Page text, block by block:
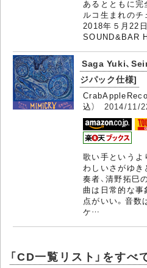
あるとともに完
ルコ生まれの
2018年５月22日
SOUND&BAR
Saga Yuki、
ジパック仕様]
込） 2014/11/
歌い手というよ
わしいさがゆき
奏者、清野拓巳
曲は日常的な事
点がいい。音数
ケ…
「CD一覧リスト」をすべ